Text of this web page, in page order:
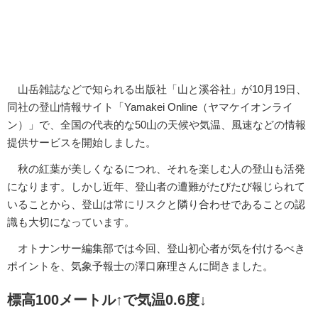
山岳雑誌などで知られる出版社「山と溪谷社」が10月19日、
同社の登山情報サイト「Yamakei Online（ヤマケイオンライ
ン）」で、全国の代表的な50山の天候や気温、風速などの情報
提供サービスを開始しました。
秋の紅葉が美しくなるにつれ、それを楽しむ人の登山も活発
になります。しかし近年、登山者の遭難がたびたび報じられて
いることから、登山は常にリスクと隣り合わせであることの認
識も大切になっています。
オトナンサー編集部では今回、登山初心者が気を付けるべき
ポイントを、気象予報士の澤口麻理さんに聞きました。
標高100メートル↑で気温0.6度↓